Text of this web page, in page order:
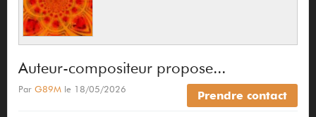
Auteur-compositeur propose...
Par G89M le 18/05/2026 Prendre contact